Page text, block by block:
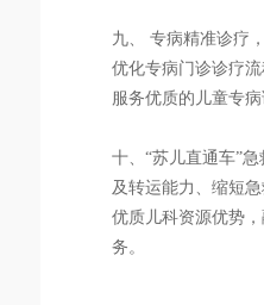
九、 专病精准诊疗
优化专病门诊诊疗
服务优质的儿童专病
十、“苏儿直通车”
及转运能力、缩短
优质儿科资源优势
务。